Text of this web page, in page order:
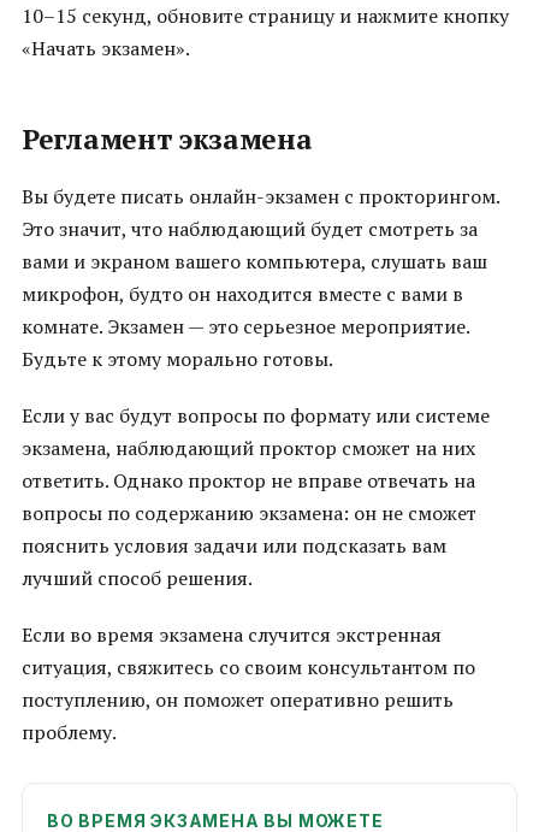
10–15 секунд, обновите страницу и нажмите кнопку
«Начать экзамен».
Регламент экзамена
Вы будете писать онлайн-экзамен с прокторингом.
Это значит, что наблюдающий будет смотреть за
вами и экраном вашего компьютера, слушать ваш
микрофон, будто он находится вместе с вами в
комнате. Экзамен — это серьезное мероприятие.
Будьте к этому морально готовы.
Если у вас будут вопросы по формату или системе
экзамена, наблюдающий проктор сможет на них
ответить. Однако проктор не вправе отвечать на
вопросы по содержанию экзамена: он не сможет
пояснить условия задачи или подсказать вам
лучший способ решения.
Если во время экзамена случится экстренная
ситуация, свяжитесь со своим консультантом по
поступлению, он поможет оперативно решить
проблему.
ВО ВРЕМЯ ЭКЗАМЕНА ВЫ МОЖЕТЕ